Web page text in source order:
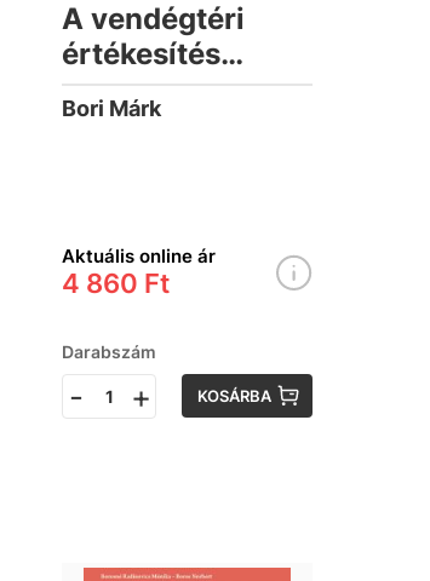
A vendégtéri
értékesítés
alapjai
Bori Márk
Aktuális online ár
4 860 Ft
Darabszám
- + KOSÁRBA